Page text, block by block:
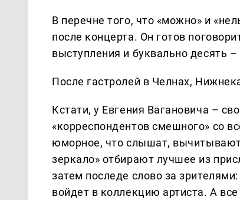
В перечне того, что «можно» и
после концерта. Он готов
выступления и буквально десять
После гастролей в Челнах,
Кстати, у Евгения Вагановича –
«корреспондентов смешного» со
юморное, что слышат,
зеркало» отбирают лучшее из
затем последе слово за
войдет в коллекцию артиста. А все